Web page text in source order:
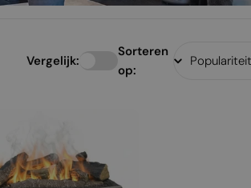
Vergelijk:
Sorteren
op: